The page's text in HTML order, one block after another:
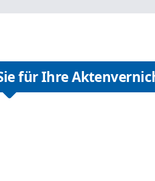
für Ihre